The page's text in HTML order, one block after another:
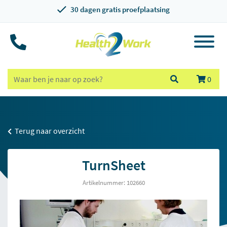
30 dagen gratis proefplaatsing
0
Terug naar overzicht
TurnSheet
Artikelnummer: 102660